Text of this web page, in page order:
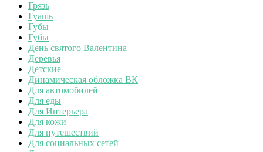
Грязь
Гуашь
Губы
Губы
День святого Валентина
Деревья
Детские
Динамическая обложка ВК
Для автомобилей
Для еды
Для Интерьера
Для кожи
Для путешествий
Для социальных сетей